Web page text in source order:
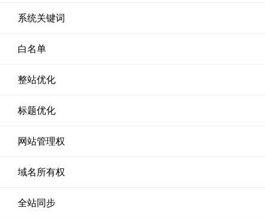
系统关键词
白名单
整站优化
标题优化
网站管理权
域名所有权
全站同步